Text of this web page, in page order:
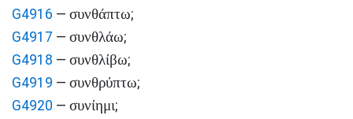
G4916 — συνθάπτω;
G4917 — συνθλάω;
G4918 — συνθλίβω;
G4919 — συνθρύπτω;
G4920 — συνίημι;